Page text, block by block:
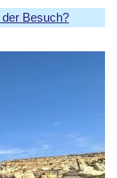
Besuch?